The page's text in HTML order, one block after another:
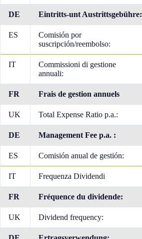
DE Eintritts-unt Austrittsgebühre:
ES
Comisión por
suscripción/reembolso:
IT
Commissioni di gestione
annuali:
FR Frais de gestion annuels
UK Total Expense Ratio p.a.:
DE Management Fee p.a. :
ES Comisión anual de gestión:
IT Frequenza Dividendi
FR Fréquence du dividende:
UK Dividend frequency: